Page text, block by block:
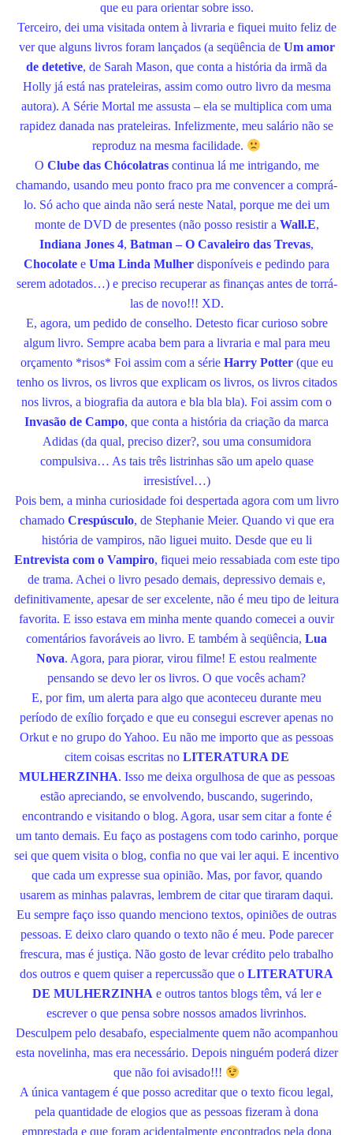
que eu para orientar sobre isso.
Terceiro, dei uma visitada ontem à livraria e fiquei muito feliz de
ver que alguns livros foram lançados (a seqüência de Um amor
de detetive, de Sarah Mason, que conta a história da irmã da
Holly já está nas prateleiras, assim como outro livro da mesma
autora). A Série Mortal me assusta – ela se multiplica com uma
rapidez danada nas prateleiras. Infelizmente, meu salário não se
reproduz na mesma facilidade.
O Clube das Chócolatras continua lá me intrigando, me
chamando, usando meu ponto fraco pra me convencer a comprá-
lo. Só acho que ainda não será neste Natal, porque me dei um
monte de DVD de presentes (não posso resistir a Wall.E,
Indiana Jones 4, Batman – O Cavaleiro das Trevas,
Chocolate e Uma Linda Mulher disponíveis e pedindo para
serem adotados…) e preciso recuperar as finanças antes de torrá-
las de novo!!! XD.
E, agora, um pedido de conselho. Detesto ficar curioso sobre
algum livro. Sempre acaba bem para a livraria e mal para meu
orçamento *risos* Foi assim com a série Harry Potter (que eu
tenho os livros, os livros que explicam os livros, os livros citados
nos livros, a biografia da autora e bla bla bla). Foi assim com o
Invasão de Campo, que conta a história da criação da marca
Adidas (da qual, preciso dizer?, sou uma consumidora
compulsiva… As tais três listrinhas são um apelo quase
irresistível…)
Pois bem, a minha curiosidade foi despertada agora com um livro
chamado Crespúsculo, de Stephanie Meier. Quando vi que era
história de vampiros, não liguei muito. Desde que eu li
Entrevista com o Vampiro, fiquei meio ressabiada com este tipo
de trama. Achei o livro pesado demais, depressivo demais e,
definitivamente, apesar de ser excelente, não é meu tipo de leitura
favorita. E isso estava em minha mente quando comecei a ouvir
comentários favoráveis ao livro. E também à seqüência, Lua
Nova. Agora, para piorar, virou filme! E estou realmente
pensando se devo ler os livros. O que vocês acham?
E, por fim, um alerta para algo que aconteceu durante meu
período de exílio forçado e que eu consegui escrever apenas no
Orkut e no grupo do Yahoo. Eu não me importo que as pessoas
citem coisas escritas no LITERATURA DE
MULHERZINHA. Isso me deixa orgulhosa de que as pessoas
estão apreciando, se envolvendo, buscando, sugerindo,
encontrando e visitando o blog. Agora, usar sem citar a fonte é
um tanto demais. Eu faço as postagens com todo carinho, porque
sei que quem visita o blog, confia no que vai ler aqui. E incentivo
que cada um expresse sua opinião. Mas, por favor, quando
usarem as minhas palavras, lembrem de citar que tiraram daqui.
Eu sempre faço isso quando menciono textos, opiniões de outras
pessoas. E deixo claro quando o texto não é meu. Pode parecer
frescura, mas é justiça. Não gosto de levar crédito pelo trabalho
dos outros e quem quiser a repercussão que o LITERATURA
DE MULHERZINHA e outros tantos blogs têm, vá ler e
escrever o que pensa sobre nossos amados livrinhos.
Desculpem pelo desabafo, especialmente quem não acompanhou
esta novelinha, mas era necessário. Depois ninguém poderá dizer
que não foi avisado!!!
A única vantagem é que posso acreditar que o texto ficou legal,
pela quantidade de elogios que as pessoas fizeram à dona
emprestada e que foram acidentalmente encontrados pela dona